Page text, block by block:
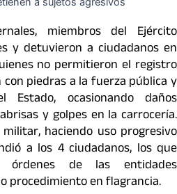
miembros del Ejército
y detuvieron a ciudadanos en
no permitieron el registro
piedras a la fuerza pública y
ocasionando daños
y golpes en la carrocería.
haciendo uso progresivo
a los 4 ciudadanos, los que
de las entidades
procedimiento en flagrancia.